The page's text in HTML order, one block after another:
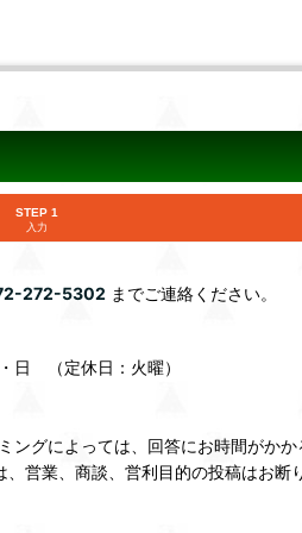
STEP 1
入力
272-5302 までご連絡ください。
日 （定休日：火曜）
ングによっては、回答にお時間がか
営業、商談、営利目的の投稿はお断